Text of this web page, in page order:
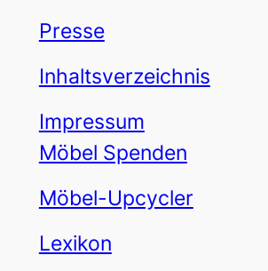
Presse
Inhaltsverzeichnis
Impressum
Möbel Spenden
Möbel-Upcycler
Lexikon